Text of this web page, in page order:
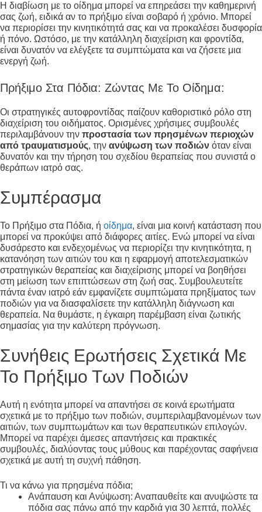
Η διαβίωση με το οίδημα μπορεί να επηρεάσει την καθημερινή
σας ζωή, ειδικά αν το πρήξιμο είναι σοβαρό ή χρόνιο. Μπορεί
να περιορίσει την κινητικότητά σας και να προκαλέσει δυσφορία
ή πόνο. Ωστόσο, με την κατάλληλη διαχείριση και φροντίδα,
είναι δυνατόν να ελέγξετε τα συμπτώματα και να ζήσετε μια
ενεργή ζωή.
Πρήξιμο Στα Πόδια: Ζώντας Με Το Οίδημα:
Οι στρατηγικές αυτοφροντίδας παίζουν καθοριστικό ρόλο στη
διαχείριση του οιδήματος. Ορισμένες χρήσιμες συμβουλές
περιλαμβάνουν την προστασία των πρησμένων περιοχών
από τραυματισμούς, την ανύψωση των ποδιών όταν είναι
δυνατόν και την τήρηση του σχεδίου θεραπείας που συνιστά ο
θεράπων ιατρό σας.
Συμπέρασμα
Το Πρήξιμο στα Πόδια, ή οίδημα, είναι μια κοινή κατάσταση που
μπορεί να προκύψει από διάφορες αιτίες. Ενώ μπορεί να είναι
δυσάρεστο και ενδεχομένως να περιορίζει την κινητικότητα, η
κατανόηση των αιτιών του και η εφαρμογή αποτελεσματικών
στρατηγικών θεραπείας και διαχείρισης μπορεί να βοηθήσει
στη μείωση των επιπτώσεων στη ζωή σας. Συμβουλευτείτε
πάντα έναν ιατρό εάν εμφανίζετε συμπτώματα πρηξίματος των
ποδιών για να διασφαλίσετε την κατάλληλη διάγνωση και
θεραπεία. Να θυμάστε, η έγκαιρη παρέμβαση είναι ζωτικής
σημασίας για την καλύτερη πρόγνωση.
Συνήθεις Ερωτήσεις Σχετικά Με
Το Πρήξιμο Των Ποδιών
Αυτή η ενότητα μπορεί να απαντήσει σε κοινά ερωτήματα
σχετικά με το πρήξιμο των ποδιών, συμπεριλαμβανομένων των
αιτιών, των συμπτωμάτων και των θεραπευτικών επιλογών.
Μπορεί να παρέχει άμεσες απαντήσεις και πρακτικές
συμβουλές, διαλύοντας τους μύθους και παρέχοντας σαφήνεια
σχετικά με αυτή τη συχνή πάθηση.
Τι να κάνω για πρησμένα πόδια;
Ανάπαυση και Ανύψωση: Αναπαυθείτε και ανυψώστε τα
πόδια σας πάνω από την καρδιά για 30 λεπτά, πολλές